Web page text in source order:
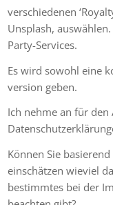
verschiedenen
Unsplash,
Party-Services.
Es wird sowohl eine
version geben.
Ich nehme an für den
Können Sie
einschätzen wieviel
bestimmtes bei der